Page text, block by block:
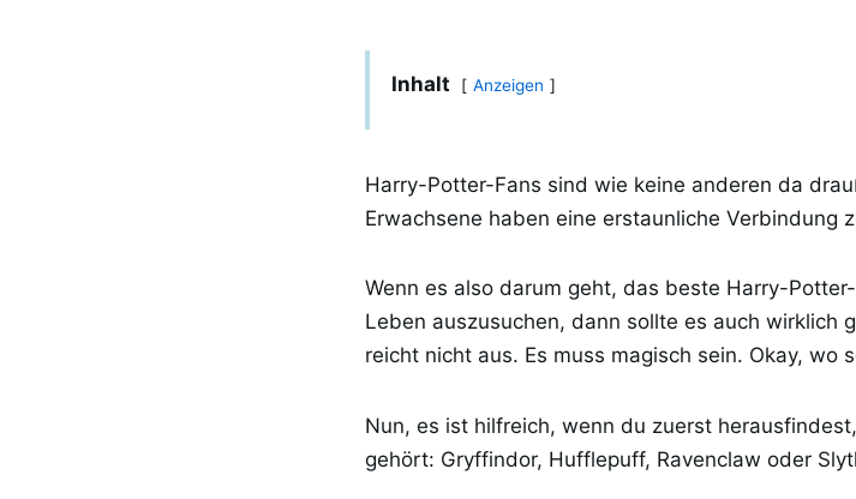
Inhalt Anzeigen
Harry-Potter-Fans sind wie keine anderen da
Erwachsene haben eine erstaunliche Verbindung
Wenn es also darum geht, das beste Harry-
Leben auszusuchen, dann sollte es auch wirklich
reicht nicht aus. Es muss magisch sein. Okay, wo
Nun, es ist hilfreich, wenn du zuerst
gehört: Gryffindor, Hufflepuff, Ravenclaw oder